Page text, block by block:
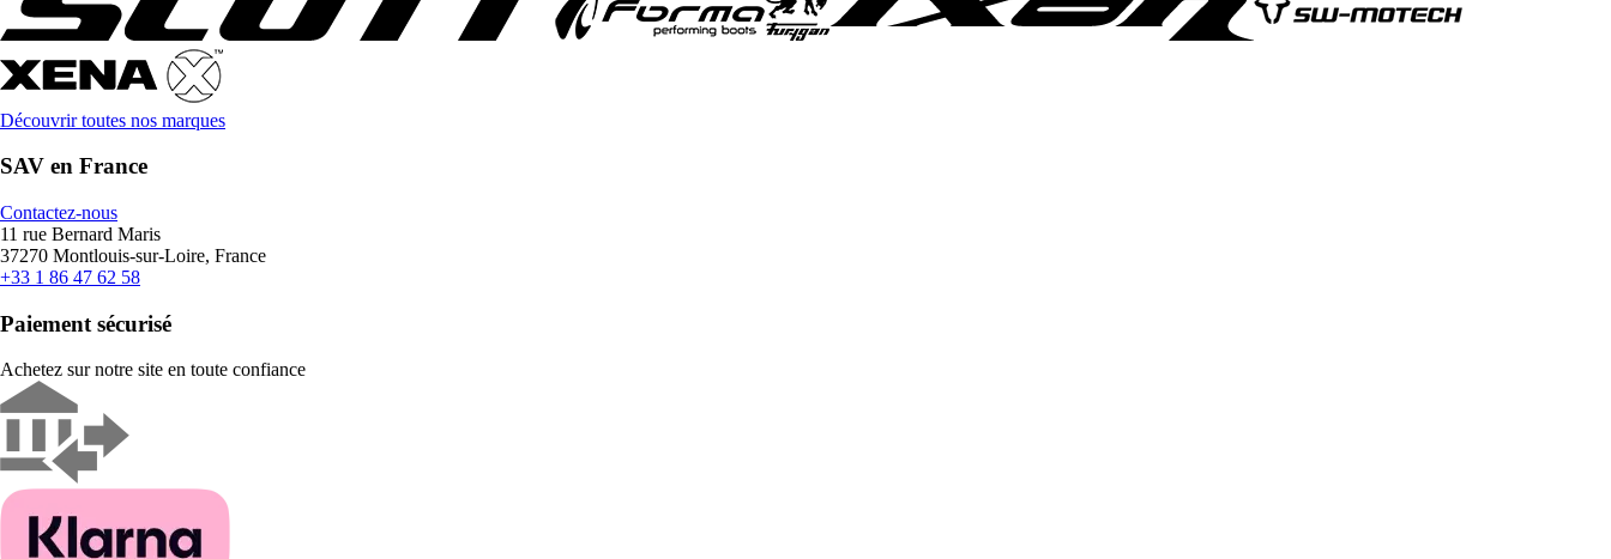
Découvrir toutes nos marques
SAV en France
Contactez-nous
11 rue Bernard Maris
37270 Montlouis-sur-Loire, France
+33 1 86 47 62 58
Paiement sécurisé
Achetez sur notre site en toute confiance